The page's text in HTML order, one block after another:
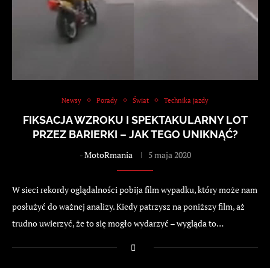
Newsy Porady Świat Technika jazdy
FIKSACJA WZROKU I SPEKTAKULARNY LOT
PRZEZ BARIERKI – JAK TEGO UNIKNĄĆ?
-MotoRmania 5 maja 2020
W sieci rekordy oglądalności pobija film wypadku, który może nam
posłużyć do ważnej analizy. Kiedy patrzysz na poniższy film, aż
trudno uwierzyć, że to się mogło wydarzyć – wygląda to…